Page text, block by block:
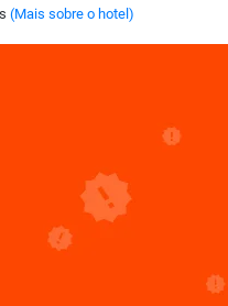
(Mais sobre o hotel)